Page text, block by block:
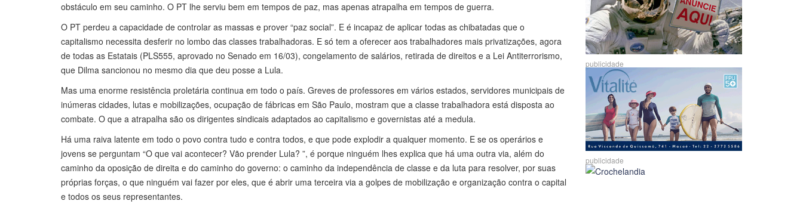
obstáculo em seu caminho. O PT lhe serviu bem em tempos de paz, mas apenas atrapalha em tempos de guerra.
O PT perdeu a capacidade de controlar as massas e prover “paz social”. E é incapaz de aplicar todas as chibatadas que o
capitalismo necessita desferir no lombo das classes trabalhadoras. E só tem a oferecer aos trabalhadores mais privatizações, agora
de todas as Estatais (PLS555, aprovado no Senado em 16/03), congelamento de salários, retirada de direitos e a Lei Antiterrorismo,
que Dilma sancionou no mesmo dia que deu posse a Lula.
Mas uma enorme resistência proletária continua em todo o país. Greves de professores em vários estados, servidores municipais de
inúmeras cidades, lutas e mobilizações, ocupação de fábricas em São Paulo, mostram que a classe trabalhadora está disposta ao
combate. O que a atrapalha são os dirigentes sindicais adaptados ao capitalismo e governistas até a medula.
Há uma raiva latente em todo o povo contra tudo e contra todos, e que pode explodir a qualquer momento. E se os operários e
jovens se perguntam “O que vai acontecer? Vão prender Lula? ”, é porque ninguém lhes explica que há uma outra via, além do
caminho da oposição de direita e do caminho do governo: o caminho da independência de classe e da luta para resolver, por suas
próprias forças, o que ninguém vai fazer por eles, que é abrir uma terceira via a golpes de mobilização e organização contra o capital
e todos os seus representantes.
publicidade
publicidade